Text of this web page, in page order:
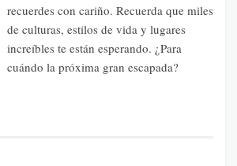
recuerdes con cariño. Recuerda que miles
de culturas, estilos de vida y lugares
increíbles te están esperando. ¿Para
cuándo la próxima gran escapada?